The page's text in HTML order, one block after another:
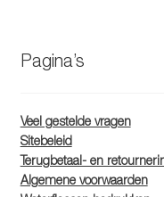
Pagina’s
Veel gestelde vragen
Sitebeleid
Terugbetaal- en
Algemene voorwaarden